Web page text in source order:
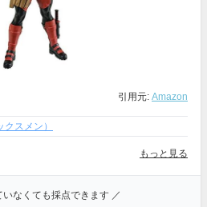
引用元: Amazon
スメン）
もっと見る
いなくても採点できます ／